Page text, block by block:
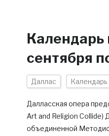
Календарь
сентября
Даллас Календарь
Далласская опера
Art and Religion Collide)
объединенной